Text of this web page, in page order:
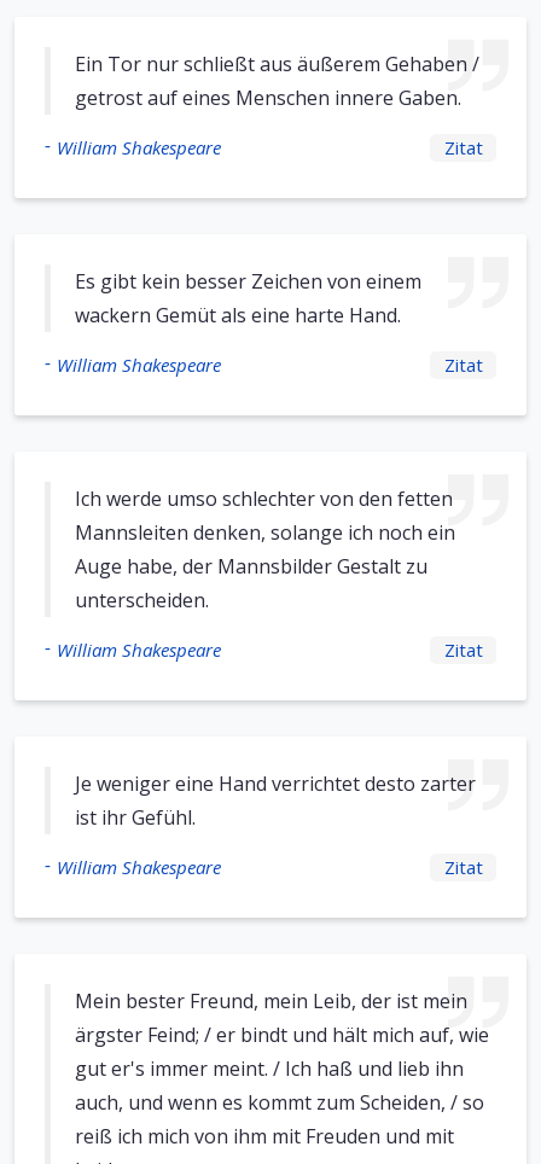
Ein Tor nur schließt aus äußerem Gehaben /
getrost auf eines Menschen innere Gaben.
- William Shakespeare Zitat
Es gibt kein besser Zeichen von einem
wackern Gemüt als eine harte Hand.
- William Shakespeare Zitat
Ich werde umso schlechter von den fetten
Mannsleiten denken, solange ich noch ein
Auge habe, der Mannsbilder Gestalt zu
unterscheiden.
- William Shakespeare Zitat
Je weniger eine Hand verrichtet desto zarter
ist ihr Gefühl.
- William Shakespeare Zitat
Mein bester Freund, mein Leib, der ist mein
ärgster Feind; / er bindt und hält mich auf, wie
gut er's immer meint. / Ich haß und lieb ihn
auch, und wenn es kommt zum Scheiden, / so
reiß ich mich von ihm mit Freuden und mit